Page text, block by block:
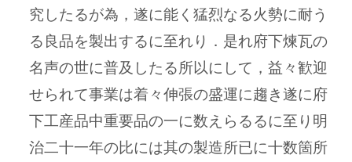
究したるが為，遂に能く猛烈なる火勢に耐う
る良品を製出するに至れり．是れ府下煉瓦の
名声の世に普及したる所以にして，益々歓迎
せられて事業は着々伸張の盛運に趨き遂に府
下工産品中重要品の一に数えらるるに至り明
治二十一年の比には其の製造所已に十数箇所